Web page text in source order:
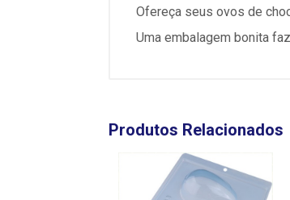
Ofereça seus ovos de
Uma embalagem bonita
Produtos Relacionados